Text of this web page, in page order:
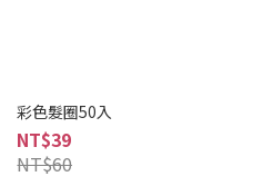
彩色髮圈50入
NT$39
NT$60